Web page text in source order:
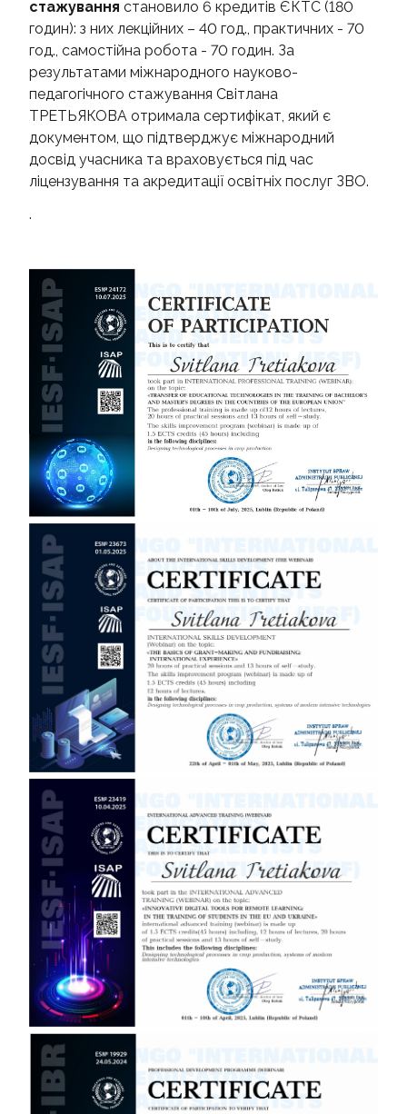
стажування становило 6 кредитів ЄКТС (180
годин): з них лекційних – 40 год., практичних - 70
год., самостійна робота - 70 годин. За
результатами міжнародного науково-
педагогічного стажування Світлана
ТРЕТЬЯКОВА отримала сертифікат, який є
документом, що підтверджує міжнародний
досвід учасника та враховується під час
ліцензування та акредитації освітніх послуг ЗВО.
.